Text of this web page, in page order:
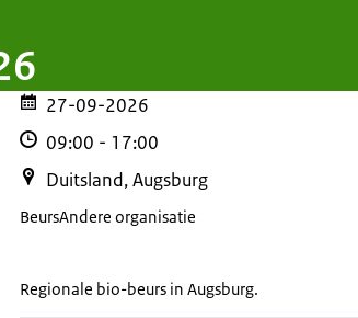
27-09-2026
09:00 - 17:00
Duitsland, Augsburg
BeursAndere organisatie
Regionale bio-beurs in Augsburg.